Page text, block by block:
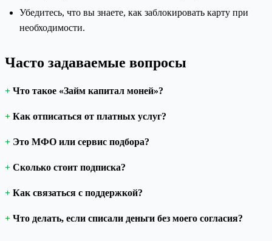
Убедитесь, что вы знаете, как заблокировать карту при
необходимости.
Часто задаваемые вопросы
Что такое «Займ капитал моней»?
Как отписаться от платных услуг?
Это МФО или сервис подбора?
Сколько стоит подписка?
Как связаться с поддержкой?
Что делать, если списали деньги без моего согласия?